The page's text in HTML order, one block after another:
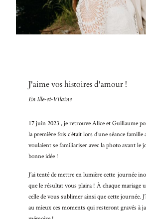
J'aime vos histoires d'amour !
En Ille-et-Vilaine
17 juin 2023 , je retrouve Alice et Guillaume
la première fois c’était lors d’une séance
voulaient se familiariser avec la photo avant le
bonne idée !
J’ai tenté de mettre en lumière cette journée
que le résultat vous plaira ! À chaque mariage
celle de vous sublimer ainsi que cette journée.
au mieux ces moments qui resteront gravés à
Nullam
quis risus
eget urna
lacinia
nulla sed
Aenean
lacinia
bibendum
Maecenas
faucibus
mollis
interdum.